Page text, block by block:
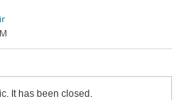
It has been closed.